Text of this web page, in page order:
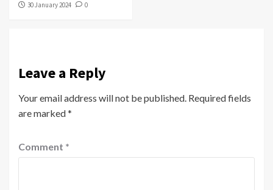
30 January 2024
0
Leave a Reply
Your email address will not be published. Required fields
are marked*
Comment *